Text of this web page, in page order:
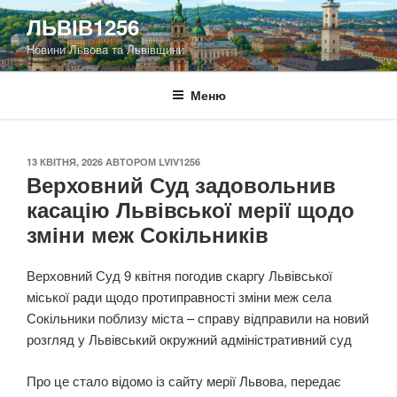
Перейти
до
вмісту
ЛЬВІВ1256
Новини Львова та Львівщини
Меню
ОПУБЛІКОВАНО
13 КВІТНЯ, 2026 АВТОРОМ LVIV1256
Верховний Суд задовольнив
касацію Львівської мерії щодо
зміни меж Сокільників
Верховний Суд 9 квітня погодив скаргу Львівської
міської ради щодо протиправності зміни меж села
Сокільники поблизу міста – справу відправили на новий
розгляд у Львівський окружний адміністративний суд
Про це стало відомо із сайту мерії Львова, передає